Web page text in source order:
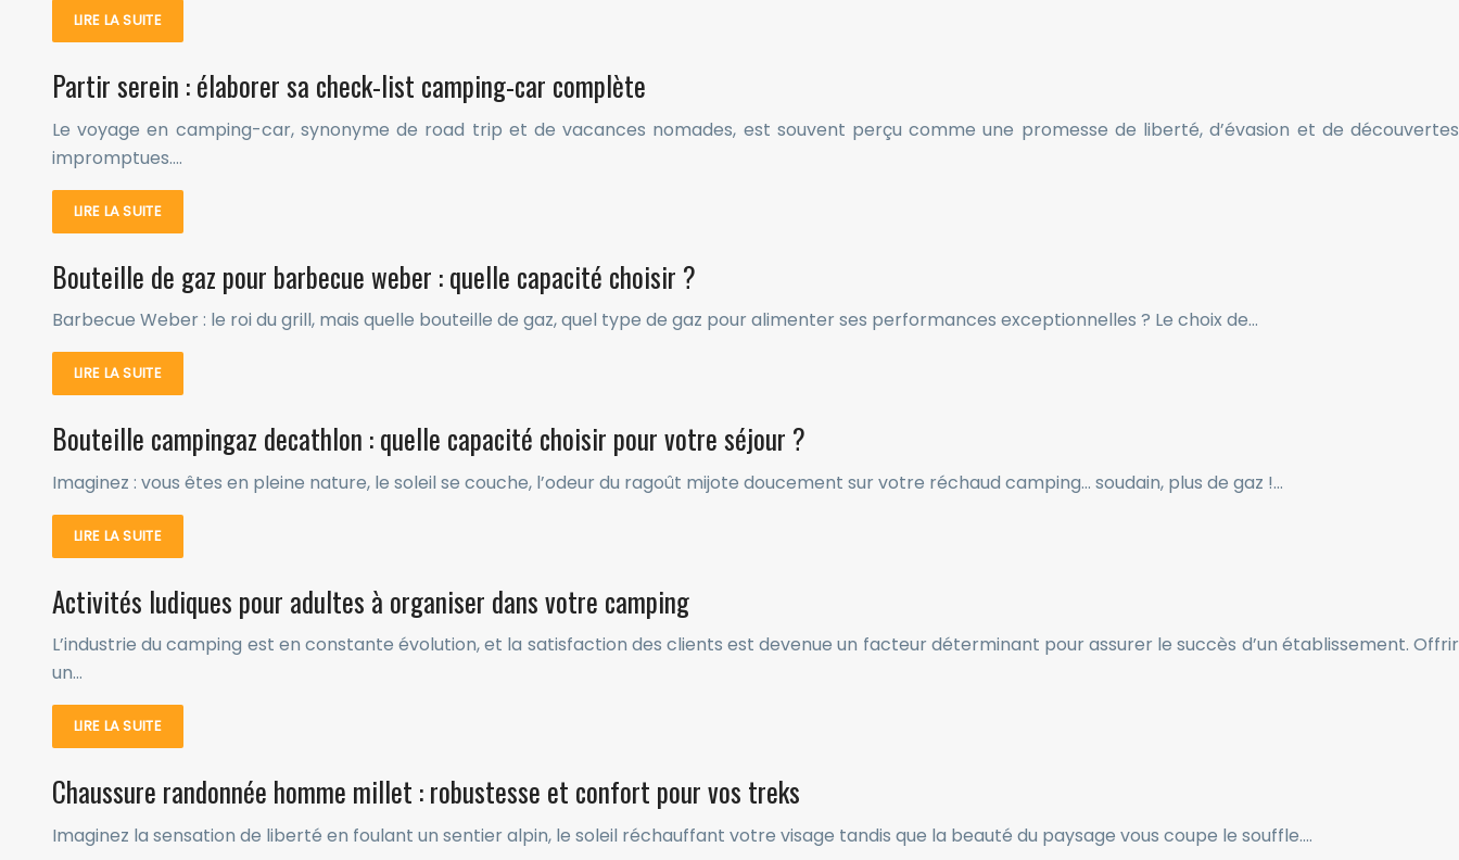
LIRE LA SUITE
Partir serein : élaborer sa check-list camping-car complète
Le voyage en camping-car, synonyme de road trip et de vacances nomades, est souvent perçu comme une promesse de liberté, d’évasion et de découvertes
impromptues….
LIRE LA SUITE
Bouteille de gaz pour barbecue weber : quelle capacité choisir ?
Barbecue Weber : le roi du grill, mais quelle bouteille de gaz, quel type de gaz pour alimenter ses performances exceptionnelles ? Le choix de…
LIRE LA SUITE
Bouteille campingaz decathlon : quelle capacité choisir pour votre séjour ?
Imaginez : vous êtes en pleine nature, le soleil se couche, l’odeur du ragoût mijote doucement sur votre réchaud camping… soudain, plus de gaz !…
LIRE LA SUITE
Activités ludiques pour adultes à organiser dans votre camping
L’industrie du camping est en constante évolution, et la satisfaction des clients est devenue un facteur déterminant pour assurer le succès d’un établissement. Offrir
un…
LIRE LA SUITE
Chaussure randonnée homme millet : robustesse et confort pour vos treks
Imaginez la sensation de liberté en foulant un sentier alpin, le soleil réchauffant votre visage tandis que la beauté du paysage vous coupe le souffle….